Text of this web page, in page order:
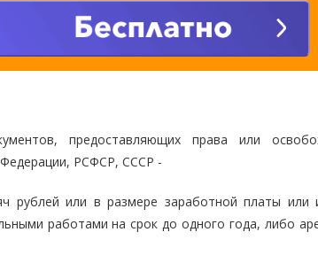
предоставляющих права или
Федерации, РСФСР, СССР -
рублей или в размере заработной платы или
работами на срок до одного года, либо